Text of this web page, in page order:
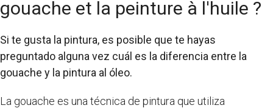
gouache et la peinture à l'huile ?
Si te gusta la pintura, es posible que te hayas
preguntado alguna vez cuál es la diferencia entre la
gouache y la pintura al óleo.
La gouache es una técnica de pintura que utiliza